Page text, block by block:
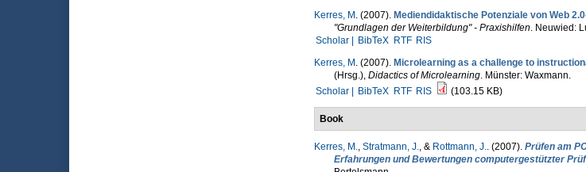
Kerres, M . (2007). Mediendidaktische Potenziale von Web
"Grundlagen der Weiterbildung" - Praxishilfen. Neuwied:
Scholar |
BibTeX RTF RIS
Kerres, M . (2007). Microlearning as a challenge to
(Hrsg.), Didactics of Microlearning. Münster: Waxmann.
Scholar |
BibTeX RTF RIS (103.15 KB)
Book
Kerres, M., Stratmann, J., & Rottmann, J.. (2007). Prüfen am
Erfahrungen und Bewertungen computergestützter